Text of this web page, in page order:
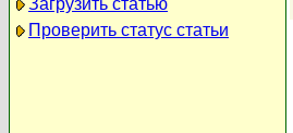
Загрузить статью
Проверить статус статьи